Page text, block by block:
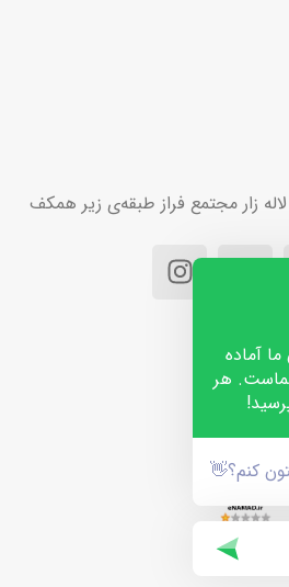
زار مجتمع فراز طبقه‌ی زیر همکف
آماده
هر
کنم؟👋